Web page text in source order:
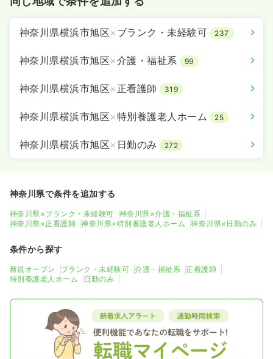
神奈川県横浜市旭区× ブランク・未経験可 237
神奈川県横浜市旭区×介護・福祉系 99
神奈川県横浜市旭区× 正看護師 319
神奈川県横浜市旭区×特別養護老人ホーム 25
神奈川県横浜市旭区× 日勤のみ 272
神奈川県で条件を追加する
神奈川県×ブランク・未経験可
神奈川県×介護・福祉系
神奈川県×正看護師
神奈川県×特別養護老人ホーム 神奈川県×日勤のみ
条件から探す
新規オープン ブランク・未経験可 介護・福祉系
正看護師
特別養護老人ホーム
日勤のみ